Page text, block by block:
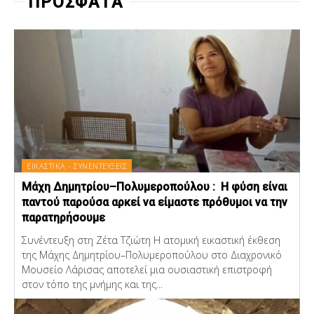
ΕΙΚΑΣΤΙΚΑ - ΣΥΝΕΝΤΕΥΞΕΙΣ
Μάχη Δημητρίου–Πολυμεροπούλου : Η φύση είναι
παντού παρούσα αρκεί να είμαστε πρόθυμοι να την
παρατηρήσουμε
Συνέντευξη στη Ζέτα Τζιώτη Η ατομική εικαστική έκθεση
της Μάχης Δημητρίου–Πολυμεροπούλου στο Διαχρονικό
Μουσείο Λάρισας αποτελεί μια ουσιαστική επιστροφή
στον τόπο της μνήμης και της...